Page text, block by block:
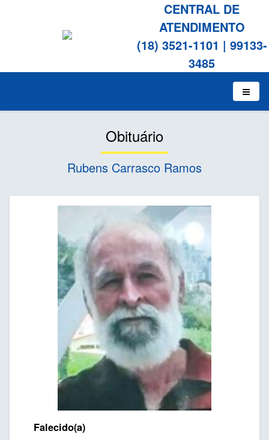
CENTRAL DE
ATENDIMENTO
(18) 3521-1101 | 99133-
3485
Obituário
Rubens Carrasco Ramos
Falecido(a)